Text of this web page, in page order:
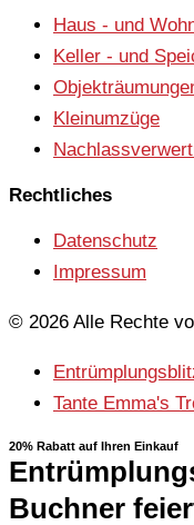
Haus - und
Keller - und
Kleinumzüge
Rechtliches
Datenschutz
Impressum
© 2026 Alle Rechte
Tante Emma's
20% Rabatt auf Ihren Einkauf
Buchner